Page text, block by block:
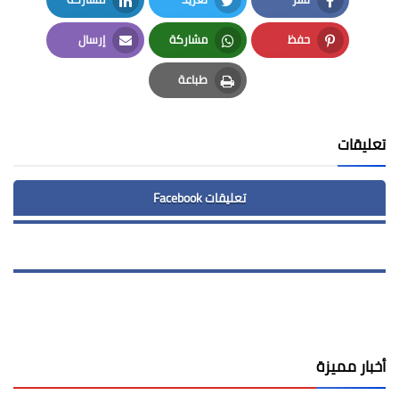
Facebook
Twitter
LinkedIn
حفظ
Pinterest
مشاركة
Whatsapp
إرسال
Email
طباعة
Print
تعليقات
تعليقات Facebook
أخبار مميزة